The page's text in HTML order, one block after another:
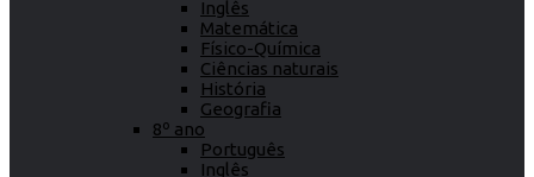
Inglês
Matemática
Físico-Química
Ciências naturais
História
Geografia
8º ano
Português
Inglês